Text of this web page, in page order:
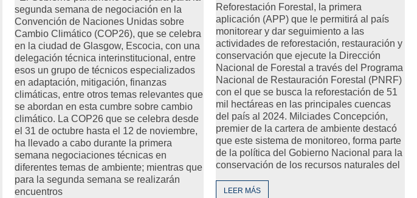
segunda semana de negociación en la
Convención de Naciones Unidas sobre
Cambio Climático (COP26), que se celebra
en la ciudad de Glasgow, Escocia, con una
delegación técnica interinstitucional, entre
esos un grupo de técnicos especializados
en adaptación, mitigación, finanzas
climáticas, entre otros temas relevantes que
se abordan en esta cumbre sobre cambio
climático. La COP26 que se celebra desde
el 31 de octubre hasta el 12 de noviembre,
ha llevado a cabo durante la primera
semana negociaciones técnicas en
diferentes temas de ambiente; mientras que
para la segunda semana se realizarán
encuentros
Reforestación Forestal, la primera
aplicación (APP) que le permitirá al país
monitorear y dar seguimiento a las
actividades de reforestación, restauración y
conservación que ejecute la Dirección
Nacional de Forestal a través del Programa
Nacional de Restauración Forestal (PNRF)
con el que se busca la reforestación de 51
mil hectáreas en las principales cuencas
del país al 2024. Milciades Concepción,
premier de la cartera de ambiente destacó
que este sistema de monitoreo, forma parte
de la política del Gobierno Nacional para la
conservación de los recursos naturales del
LEER MÁS